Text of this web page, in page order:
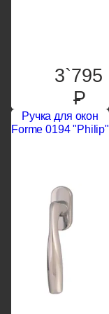
3`795
P
Ручка для окон
Forme 0194 "Philip"